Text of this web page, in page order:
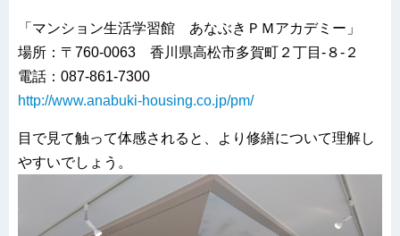
「マンション生活学習館 あなぶきＰＭアカデミー」
場所：〒760-0063 香川県高松市多賀町２丁目-８-２
電話：087-861-7300
http://www.anabuki-housing.co.jp/pm/
目で見て触って体感されると、より修繕について理解し
やすいでしょう。